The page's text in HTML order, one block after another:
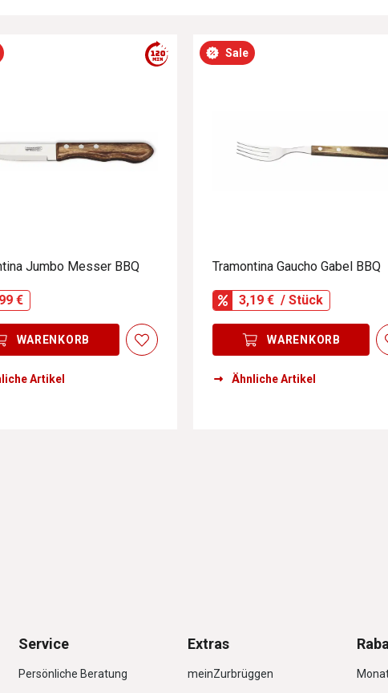
Jumbo Messer BBQ
€
WARENKORB
Artikel
Sale
Tramontina Gaucho Gabel BBQ
3,19 € / Stück
WARENKORB
Ähnliche Artikel
Service
Persönliche Beratung
Extras
meinZurbrüggen